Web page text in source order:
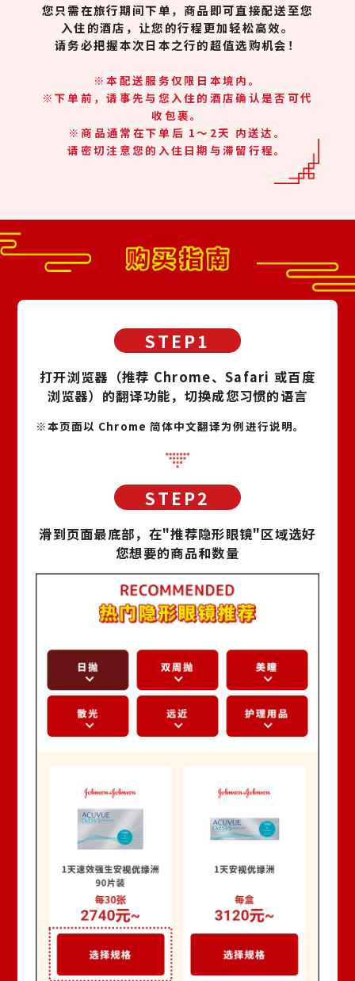
您只需在旅行期间下单，商品即可直接配送至您
入住的酒店，让您的行程更加轻松高效。
请务必把握本次日本之行的超值选购机会！
※本配送服务仅限日本境内。
※下单前，请事先与您入住的酒店确认是否可代
收包裹。
※商品通常在下单后 1～2天 内送达。
请密切注意您的入住日期与滞留行程。
打开浏览器（推荐 Chrome、Safari 或百度
浏览器）的翻译功能，切换成您习惯的语言
※本页面以 Chrome 简体中文翻译为例进行说明。
滑到页面最底部，在"推荐隐形眼镜"区域选好
您想要的商品和数量